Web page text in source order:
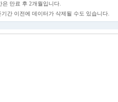
만료 후 2개월입니다.
간 이전에 데이터가 삭제될 수도 있습니다.